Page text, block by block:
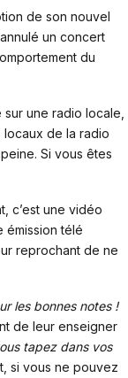
de son nouvel
un concert
du
une radio locale,
locaux de la radio
Si vous êtes
c’est une vidéo
émission télé
reprochant de ne
les bonnes notes !
de leur enseigner
tapez dans vos
si vous ne pouvez